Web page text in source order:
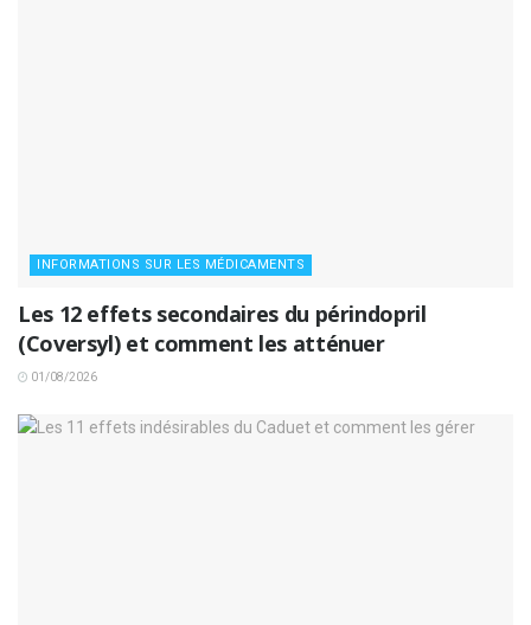
INFORMATIONS SUR LES MÉDICAMENTS
Les 12 effets secondaires du périndopril
(Coversyl) et comment les atténuer
01/08/2026